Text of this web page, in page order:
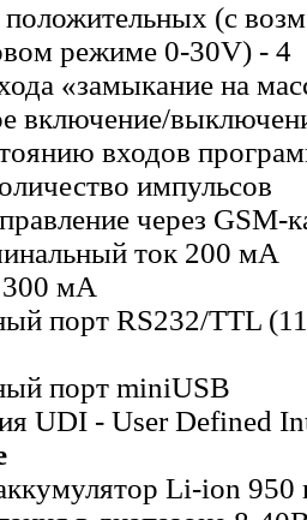
положительных (с
режиме 0-30V) - 4
«замыкание на
включение/
входов
импульсов
через GSM-
ток 200 мА
300 мА
порт RS232/TTL
порт miniUSB
UDI - User Defined
Li-ion 950